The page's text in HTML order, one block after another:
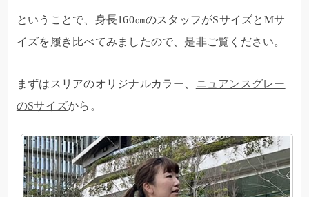
ということで、身長160㎝のスタッフがSサイズとMサ
イズを履き比べてみましたので、是非ご覧ください。
まずはスリアのオリジナルカラー、 ニュアンスグレー
のSサイズから。